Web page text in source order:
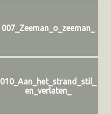
007_Zeeman_o_zeeman_
010_Aan_het_strand_stil_
en_verlaten_